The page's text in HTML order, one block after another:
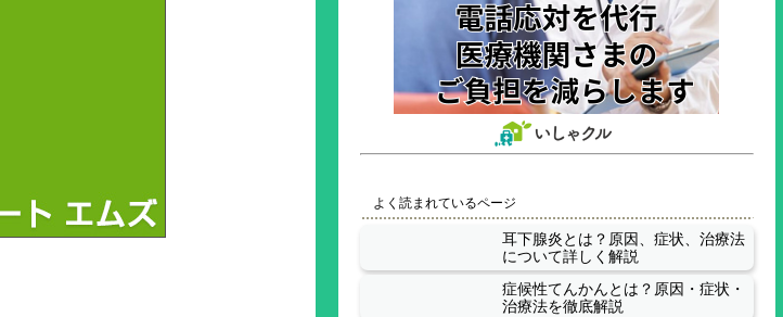
よく読まれているページ
耳下腺炎とは？原因、症状、治療法
について詳しく解説
症候性てんかんとは？原因・症状・
治療法を徹底解説